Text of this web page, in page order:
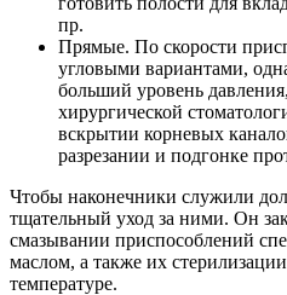
пр.
Прямые. По скорости
угловыми вариантами,
больший уровень
хирургической
вскрытии корневых
разрезании и подгонке
Чтобы наконечники служили
тщательный уход за ними. Он
смазывании приспособлений
маслом, а также их
температуре.